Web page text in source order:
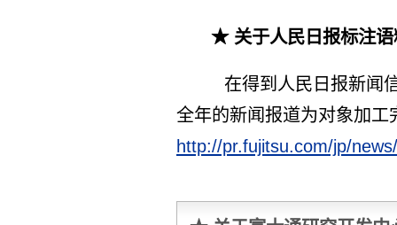
★ 关于人民日报标注语
在得到人民日报新闻信
全年的新闻报道为对象加
http://pr.fujitsu.com/jp/